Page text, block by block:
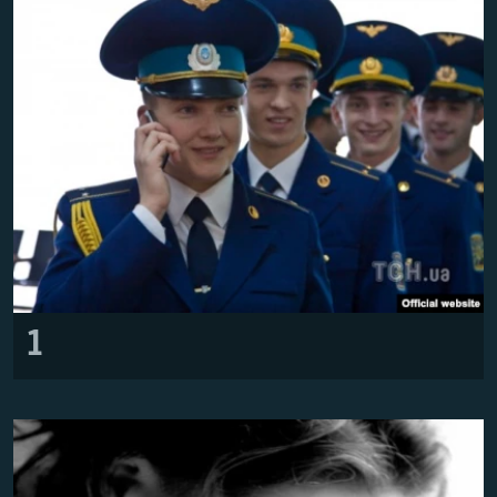
ПОБЕДИТЕЛЕЙ НЕ СУДЯТ?
КРЫМ.НЕПОКОРЕННЫЙ
УКРАИНСКАЯ ПРОБЛЕМА КРЫМА
ПРИСОЕДИНЯЙТЕСЬ!
Все сайты RFE/RL
1